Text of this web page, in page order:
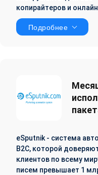
копирайтеров и
Подробнее
eSputnik - система
B2C, которой
клиентов по всему
писем превышает 1